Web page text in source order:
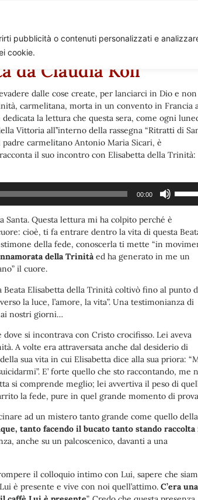
pubblicità o contenuti personalizzati e
cookie.
da Claudia Koll
dalle cose create, per lanciarci in Dio e non
carmelitana, morta in un convento in Francia
la lettura che questa sera, come ogni
Vittoria all’’interno della rassegna “Ritratti di
carmelitano Antonio Maria Sicari, è
il suo incontro con Elisabetta della Trinità:
00:00
su/giù
per
Santa. Questa lettura mi ha colpito perché è
cioè, ti fa entrare dentro la vita di questa
della fede, conoscerla ti mette “in
della Trinitàed ha generato in me un
il cuore.
Elisabetta della Trinità coltivò fino al punto
la luce, l’amore, la vita”. Una testimonianza di
ai nostri giorni…
si incontrava con Cristo crocifisso. Lei aveva
A volte era attraversata anche dal desiderio di
sua vita in cui Elisabetta dice alla sua priora:
E’ forte quello che sto raccontando, me
si comprende meglio; lei avvertiva il peso di
la fede, pure in quel grande momento di
ad un mistero tanto grande come quello della
tanto facendo il bucato tanto stando raccolta
anche su un palcoscenico, davanti a una
il colloquio intimo con Lui, sapere che
è presente e vive con noi quell’attimo. C’era una